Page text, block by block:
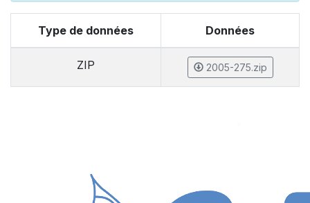
Type de données Données
ZIP 2005-275.zip